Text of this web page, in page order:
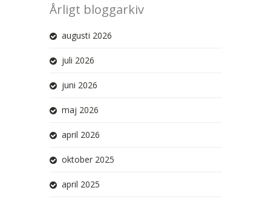
Årligt bloggarkiv
augusti 2026
juli 2026
juni 2026
maj 2026
april 2026
oktober 2025
april 2025